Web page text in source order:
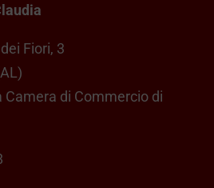
Fiori, 3
di Commercio di